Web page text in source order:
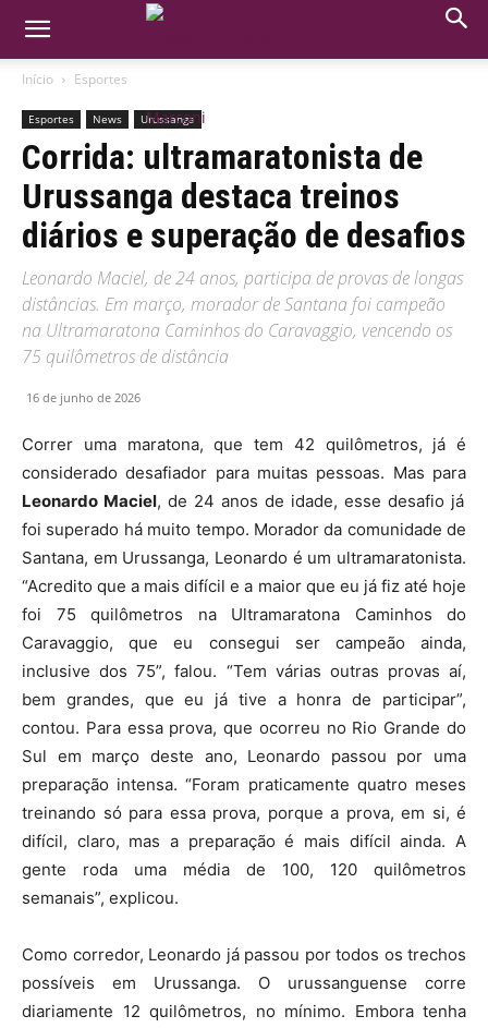
Início Esportes
Esportes News Urussanga
Corrida: ultramaratonista de
Urussanga destaca treinos
diários e superação de desafios
Leonardo Maciel, de 24 anos, participa de provas de longas
distâncias. Em março, morador de Santana foi campeão
na Ultramaratona Caminhos do Caravaggio, vencendo os
75 quilômetros de distância
16 de junho de 2026
Correr uma maratona, que tem 42 quilômetros, já é
considerado desafiador para muitas pessoas. Mas para
Leonardo Maciel, de 24 anos de idade, esse desafio já
foi superado há muito tempo. Morador da comunidade de
Santana, em Urussanga, Leonardo é um ultramaratonista.
“Acredito que a mais difícil e a maior que eu já fiz até hoje
foi 75 quilômetros na Ultramaratona Caminhos do
Caravaggio, que eu consegui ser campeão ainda,
inclusive dos 75”, falou. “Tem várias outras provas aí,
bem grandes, que eu já tive a honra de participar”,
contou. Para essa prova, que ocorreu no Rio Grande do
Sul em março deste ano, Leonardo passou por uma
preparação intensa. “Foram praticamente quatro meses
treinando só para essa prova, porque a prova, em si, é
difícil, claro, mas a preparação é mais difícil ainda. A
gente roda uma média de 100, 120 quilômetros
semanais”, explicou.
Como corredor, Leonardo já passou por todos os trechos
possíveis em Urussanga. O urussanguense corre
diariamente 12 quilômetros, no mínimo. Embora tenha